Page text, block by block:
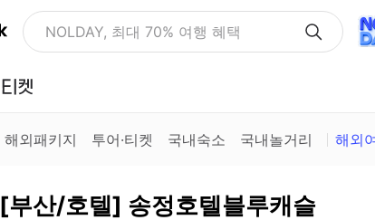
NOLDAY, 최대 70% 여행 혜택
해외패키지 투어·티켓 국내숙소 국내놀거리 해외
[부산/호텔] 송정호텔블루캐슬